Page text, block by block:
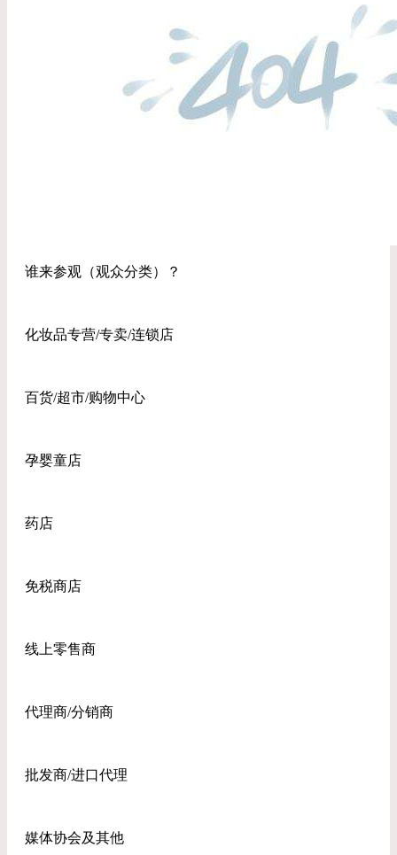
谁来参观（观众分类）？
化妆品专营/专卖/连锁店
百货/超市/购物中心
孕婴童店
药店
免税商店
线上零售商
代理商/分销商
批发商/进口代理
媒体协会及其他